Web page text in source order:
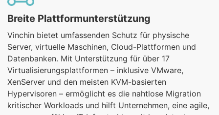
Breite Plattformunterstützung
Vinchin bietet umfassenden Schutz für physische
Server, virtuelle Maschinen, Cloud-Plattformen und
Datenbanken. Mit Unterstützung für über 17
Virtualisierungsplattformen – inklusive VMware,
XenServer und den meisten KVM-basierten
Hypervisoren – ermöglicht es die nahtlose Migration
kritischer Workloads und hilft Unternehmen, eine agile,